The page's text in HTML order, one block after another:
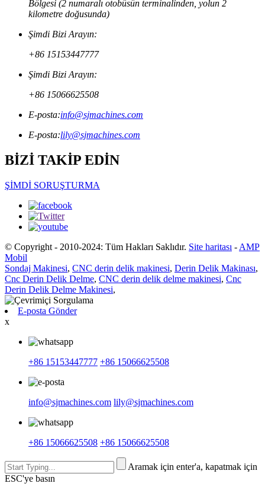
Bölgesi (2 numaralı otobüsün terminalinden, yolun 2
kilometre doğusunda)
Şimdi Bizi Arayın:
+86 15153447777
Şimdi Bizi Arayın:
+86 15066625508
E-posta:info@sjmachines.com
E-posta:lily@sjmachines.com
BİZİ TAKİP EDİN
ŞİMDİ SORUŞTURMA
© Copyright - 2010-2024: Tüm Hakları Saklıdır. Site haritası - AMP
Mobil
Sondaj Makinesi, CNC derin delik makinesi, Derin Delik Makinası,
Cnc Derin Delik Delme, CNC derin delik delme makinesi, Cnc
Derin Delik Delme Makinesi,
E-posta Gönder
x
+86 15153447777 +86 15066625508
info@sjmachines.com lily@sjmachines.com
+86 15066625508 +86 15066625508
Aramak için enter'a, kapatmak için
ESC'ye basın